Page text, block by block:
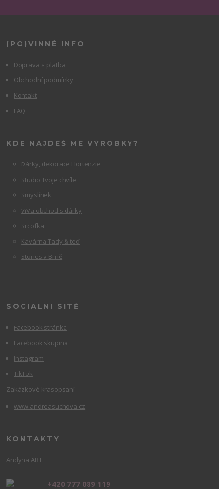
(PO)VINNÉ INFO
Doprava a platba
Obchodní podmínky
Kontakt
FAQ
KDE NAJDEŠ MÉ VÝROBKY?
Dárky, dekorace Hortenzie
Studio Tvoje chvíle
Smyslínek
ViVa obchod s dárky
Srcofka
Kavárna Tady & teď
Stories v Brně
SOCIÁLNÍ SÍTĚ
Facebook stránka
Facebook skupina
Instagram
TikTok
Zakázkové krasopsaní
www.andreasuchova.cz
KONTAKTY
Andyna ART
+420 777 089 119